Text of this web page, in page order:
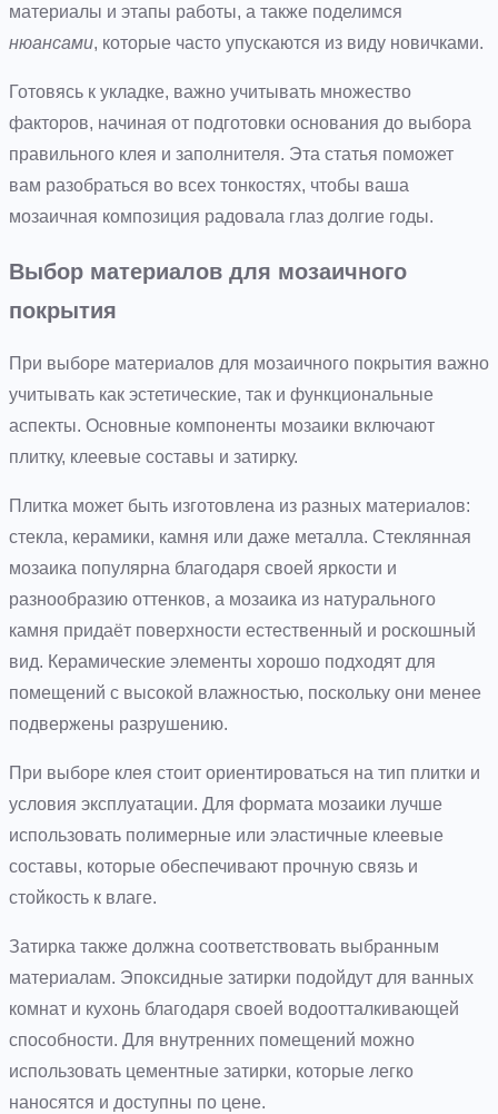
материалы и этапы работы, а также поделимся
нюансами, которые часто упускаются из виду новичками.
Готовясь к укладке, важно учитывать множество
факторов, начиная от подготовки основания до выбора
правильного клея и заполнителя. Эта статья поможет
вам разобраться во всех тонкостях, чтобы ваша
мозаичная композиция радовала глаз долгие годы.
Выбор материалов для мозаичного
покрытия
При выборе материалов для мозаичного покрытия важно
учитывать как эстетические, так и функциональные
аспекты. Основные компоненты мозаики включают
плитку, клеевые составы и затирку.
Плитка может быть изготовлена из разных материалов:
стекла, керамики, камня или даже металла. Стеклянная
мозаика популярна благодаря своей яркости и
разнообразию оттенков, а мозаика из натурального
камня придаёт поверхности естественный и роскошный
вид. Керамические элементы хорошо подходят для
помещений с высокой влажностью, поскольку они менее
подвержены разрушению.
При выборе клея стоит ориентироваться на тип плитки и
условия эксплуатации. Для формата мозаики лучше
использовать полимерные или эластичные клеевые
составы, которые обеспечивают прочную связь и
стойкость к влаге.
Затирка также должна соответствовать выбранным
материалам. Эпоксидные затирки подойдут для ванных
комнат и кухонь благодаря своей водоотталкивающей
способности. Для внутренних помещений можно
использовать цементные затирки, которые легко
наносятся и доступны по цене.